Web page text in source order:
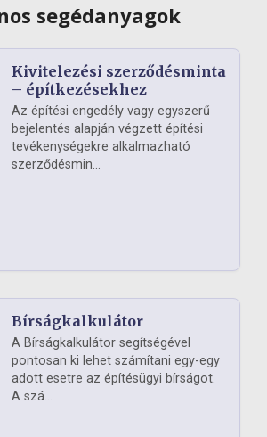
segédanyagok
Kivitelezési szerződésminta
– építkezésekhez
Az építési engedély vagy egyszerű
bejelentés alapján végzett építési
tevékenységekre alkalmazható
szerződésmin...
Bírságkalkulátor
A Bírságkalkulátor segítségével
pontosan ki lehet számítani egy-egy
adott esetre az építésügyi bírságot.
A szá...